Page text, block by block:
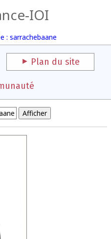
IOI
: sarrachebaane
Plan du site